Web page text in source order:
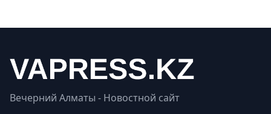
Вечерний Алматы - Новостной сайт